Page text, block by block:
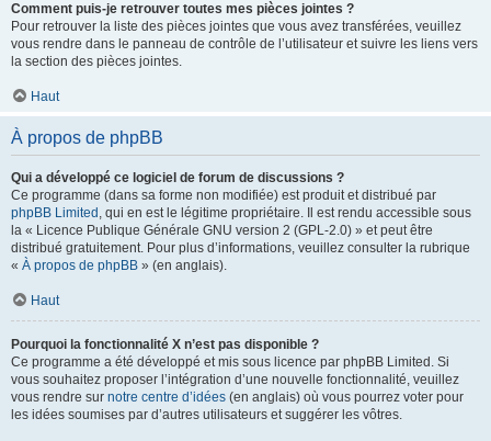
Comment puis-je retrouver toutes mes pièces jointes ?
Pour retrouver la liste des pièces jointes que vous avez transférées, veuillez
vous rendre dans le panneau de contrôle de l’utilisateur et suivre les liens vers
la section des pièces jointes.
Haut
À propos de phpBB
Qui a développé ce logiciel de forum de discussions ?
Ce programme (dans sa forme non modifiée) est produit et distribué par
phpBB Limited , qui en est le légitime propriétaire. Il est rendu accessible sous
la « Licence Publique Générale GNU version 2 (GPL-2.0) » et peut être
distribué gratuitement. Pour plus d’informations, veuillez consulter la rubrique
« À propos de phpBB » (en anglais).
Haut
Pourquoi la fonctionnalité X n’est pas disponible ?
Ce programme a été développé et mis sous licence par phpBB Limited. Si
vous souhaitez proposer l’intégration d’une nouvelle fonctionnalité, veuillez
vous rendre sur notre centre d’idées (en anglais) où vous pourrez voter pour
les idées soumises par d’autres utilisateurs et suggérer les vôtres.